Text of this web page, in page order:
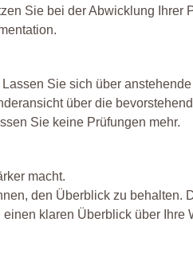
Sie bei der Abwicklung Ihrer
Sie sich über
über die
Sie keine Prüfungen mehr.
macht.
den Überblick zu behalten.
klaren Überblick über Ihre